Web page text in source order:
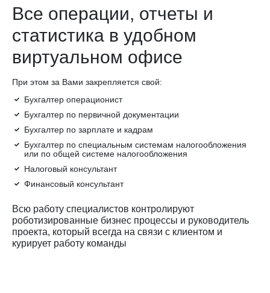
Все операции, отчеты и
статистика в удобном
виртуальном офисе
При этом за Вами закрепляется свой:
Бухгалтер операционист
Бухгалтер по первичной документации
Бухгалтер по зарплате и кадрам
Бухгалтер по специальным системам налогообложения
или по общей системе налогообложения
Налоговый консультант
Финансовый консультант
Всю работу специалистов контролируют
роботизированные бизнес процессы и руководитель
проекта, который всегда на связи с клиентом и
курирует работу команды